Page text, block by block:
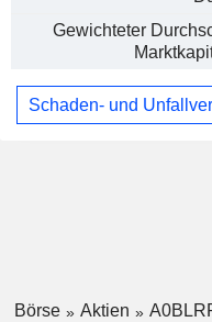
Gewichteter
Schaden- und
Börse Aktien